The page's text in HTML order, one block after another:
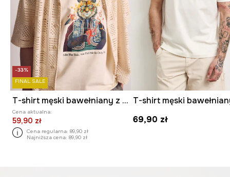
-33%
FINAL SALE
T-shirt męski bawełniany z nadrukiem z kolekcji Kit Mizeres x Medicine
Cena aktualna:
59,90 zł
Cena regularna: 89,90 zł
Najniższa cena: 89,90 zł
69,90 zł